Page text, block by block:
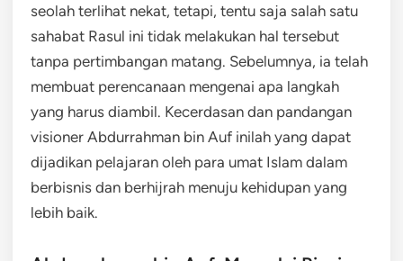
seolah terlihat nekat, tetapi, tentu saja salah satu
sahabat Rasul ini tidak melakukan hal tersebut
tanpa pertimbangan matang. Sebelumnya, ia telah
membuat perencanaan mengenai apa langkah
yang harus diambil. Kecerdasan dan pandangan
visioner Abdurrahman bin Auf inilah yang dapat
dijadikan pelajaran oleh para umat Islam dalam
berbisnis dan berhijrah menuju kehidupan yang
lebih baik.